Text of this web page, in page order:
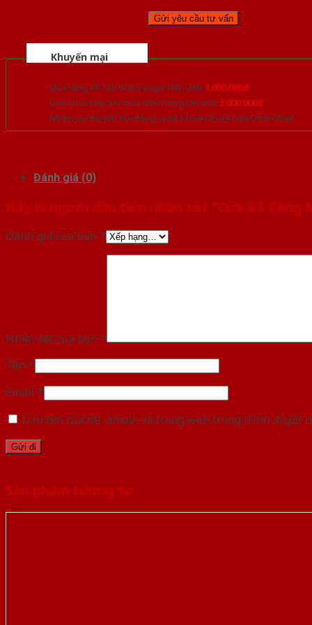
Khuyến mại
Quà tặng đồ nội thất trang trí lên đến 1.000.000đ
Giảm trực tiếp khi mua đơn hàng lớn hơn 3.000.000đ
Nhiều ưu đãi lớn khi đăng ký tài khoản thành viên thân thiết
Đánh giá (0)
Hãy là người đầu tiên nhận xét “Cửa Gỗ Công
Đánh giá của bạn *
Nhận xét của bạn *
Tên *
Email *
Lưu tên của tôi, email, và trang web trong trình duyệt
Sản phẩm tương tự